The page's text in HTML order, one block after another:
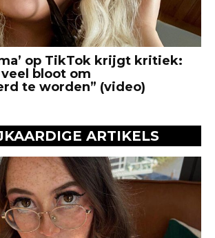
op TikTok krijgt kritiek:
bloot om
te worden” (video)
ARTIKELS